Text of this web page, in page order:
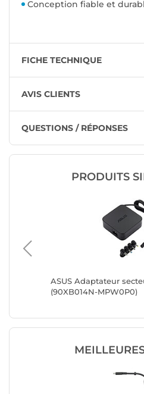
Conception fiable et
FICHE TECHNIQUE
AVIS CLIENTS
QUESTIONS / RÉPONSES
PRODUITS
ASUS Adaptateur
(90XB014N-MPW0P0)